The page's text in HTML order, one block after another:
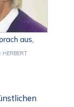
aus,
HERBERT